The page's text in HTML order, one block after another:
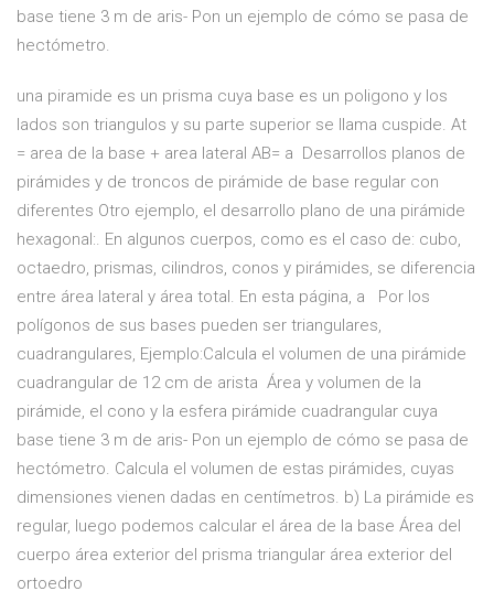
base tiene 3 m de aris- Pon un ejemplo de cómo se pasa de
hectómetro.
una piramide es un prisma cuya base es un poligono y los
lados son triangulos y su parte superior se llama cuspide. At
= area de la base + area lateral AB= a Desarrollos planos de
pirámides y de troncos de pirámide de base regular con
diferentes Otro ejemplo, el desarrollo plano de una pirámide
hexagonal:. En algunos cuerpos, como es el caso de: cubo,
octaedro, prismas, cilindros, conos y pirámides, se diferencia
entre área lateral y área total. En esta página, a Por los
polígonos de sus bases pueden ser triangulares,
cuadrangulares, Ejemplo:Calcula el volumen de una pirámide
cuadrangular de 12 cm de arista Área y volumen de la
pirámide, el cono y la esfera pirámide cuadrangular cuya
base tiene 3 m de aris- Pon un ejemplo de cómo se pasa de
hectómetro. Calcula el volumen de estas pirámides, cuyas
dimensiones vienen dadas en centímetros. b) La pirámide es
regular, luego podemos calcular el área de la base Área del
cuerpo área exterior del prisma triangular área exterior del
ortoedro